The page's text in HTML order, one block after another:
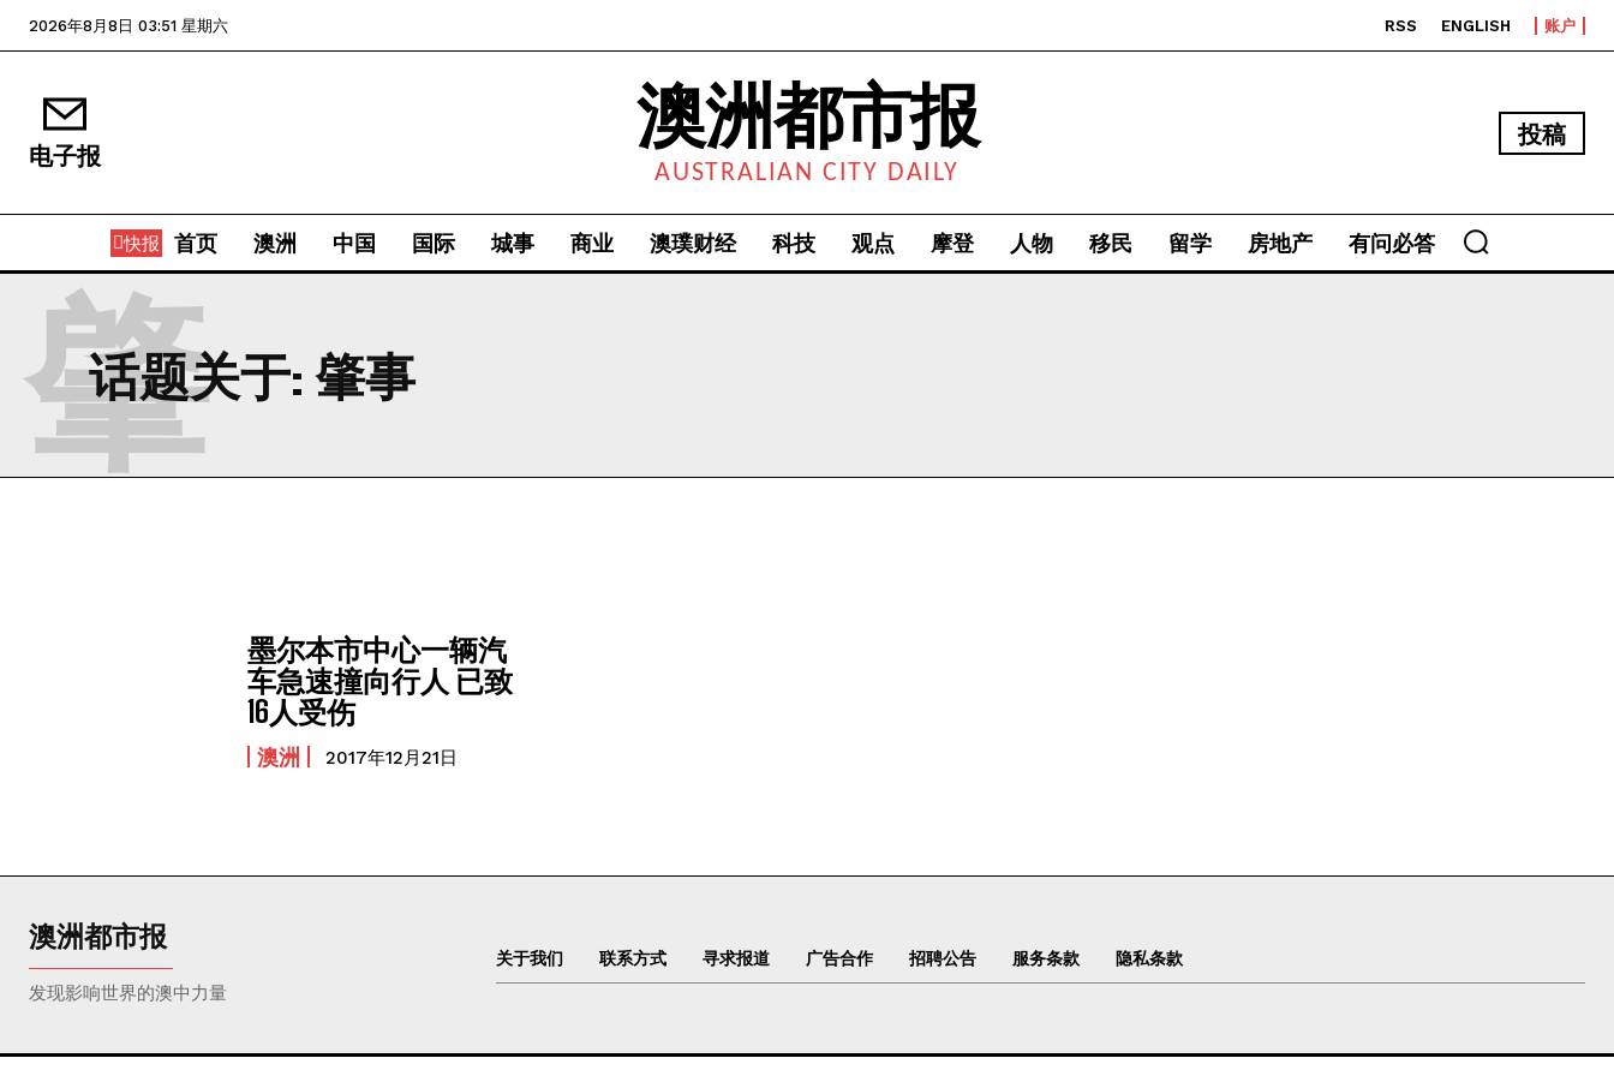
2026年8月8日 03:51 星期六 RSS ENGLISH 账户
电子报 澳洲都市报
AUSTRALIAN CITY DAILY
投稿
快报 首页 澳洲 中国 国际 城事 商业 澳璞财经 科技 观点 摩登 人物 移民 留学 房地产 有问必答
话题关于: 肇事
肇
墨尔本市中心一辆汽
车急速撞向行人 已致
16人受伤
澳洲 2017年12月21日
澳洲都市报
发现影响世界的澳中力量
关于我们 联系方式 寻求报道 广告合作 招聘公告 服务条款 隐私条款